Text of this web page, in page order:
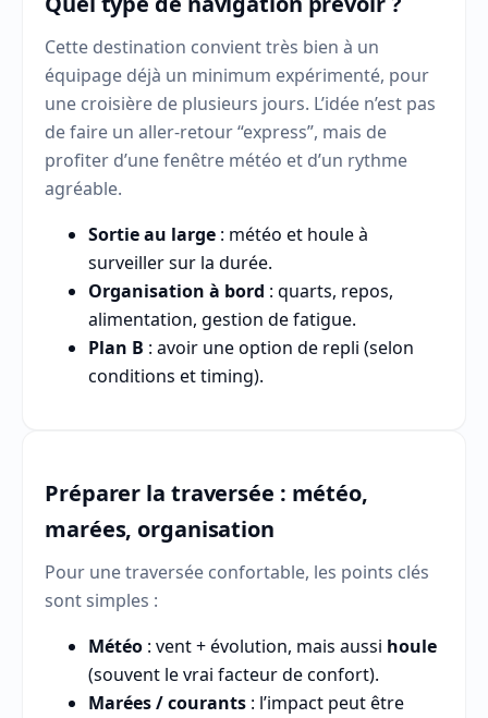
Cette destination convient très bien à un
équipage déjà un minimum expérimenté, pour
une croisière de plusieurs jours. L’idée n’est pas
de faire un aller-retour “express”, mais de
profiter d’une fenêtre météo et d’un rythme
agréable.
Sortie au large : météo et houle à
surveiller sur la durée.
Organisation à bord : quarts, repos,
alimentation, gestion de fatigue.
Plan B : avoir une option de repli (selon
conditions et timing).
Préparer la traversée : météo,
marées, organisation
Pour une traversée confortable, les points clés
sont simples :
Météo : vent + évolution, mais aussi houle
(souvent le vrai facteur de confort).
Marées / courants : l’impact peut être